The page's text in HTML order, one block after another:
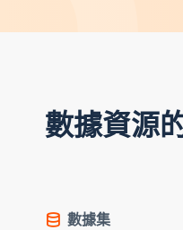
數據資源
數據集